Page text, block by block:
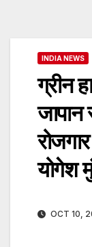
INDIA NEWS
ग्रीन
जापान
योगेश
OCT 10,